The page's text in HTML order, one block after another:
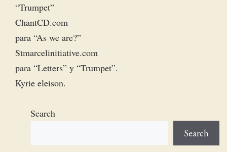
“Trumpet”
ChantCD.com
para “As we are?”
Stmarcelinitiative.com
para “Letters” y “Trumpet”.
Kyrie eleison.
Search
Search